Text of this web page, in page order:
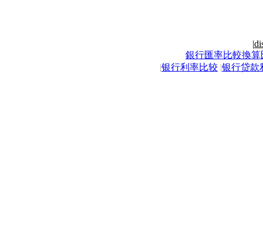
|
銀行匯率比較換算
|银行利率比较 |银行贷款